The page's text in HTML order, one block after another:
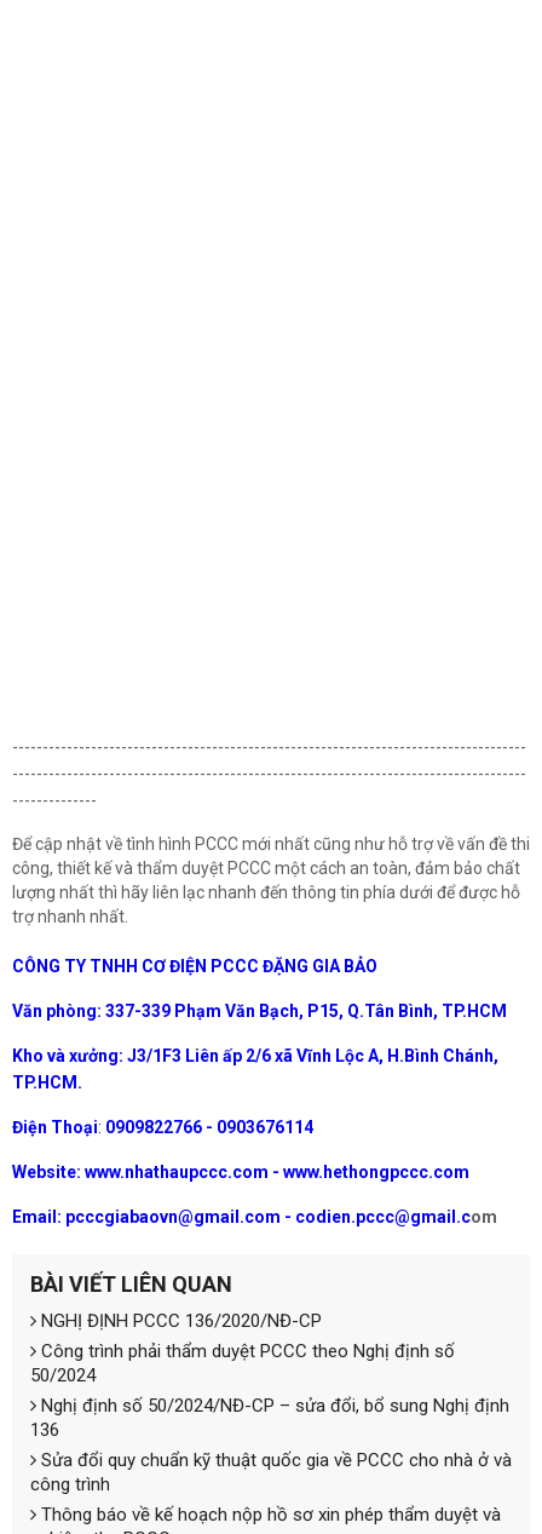
-------------------------------------------------------------------------------------
-------------------------------------------------------------------------------------
--------------
Để cập nhật về tình hình PCCC mới nhất cũng như hỗ trợ về vấn đề thi
công, thiết kế và thẩm duyệt PCCC một cách an toàn, đảm bảo chất
lượng nhất thì hãy liên lạc nhanh đến thông tin phía dưới để được hỗ
trợ nhanh nhất.
CÔNG TY TNHH CƠ ĐIỆN PCCC ĐẶNG GIA BẢO
Văn phòng: 337-339 Phạm Văn Bạch, P15, Q.Tân Bình, TP.HCM
Kho và xưởng: J3/1F3 Liên ấp 2/6 xã Vĩnh Lộc A, H.Bình Chánh,
TP.HCM.
Điện Thoại: 0909822766 - 0903676114
Website: www.nhathaupccc.com - www.hethongpccc.com
Email: pcccgiabaovn@gmail.com - codien.pccc@gmail.com
BÀI VIẾT LIÊN QUAN
NGHỊ ĐỊNH PCCC 136/2020/NĐ-CP
Công trình phải thẩm duyệt PCCC theo Nghị định số
50/2024
Nghị định số 50/2024/NĐ-CP – sửa đổi, bổ sung Nghị định
136
Sửa đổi quy chuẩn kỹ thuật quốc gia về PCCC cho nhà ở và
công trình
Thông báo về kế hoạch nộp hồ sơ xin phép thẩm duyệt và